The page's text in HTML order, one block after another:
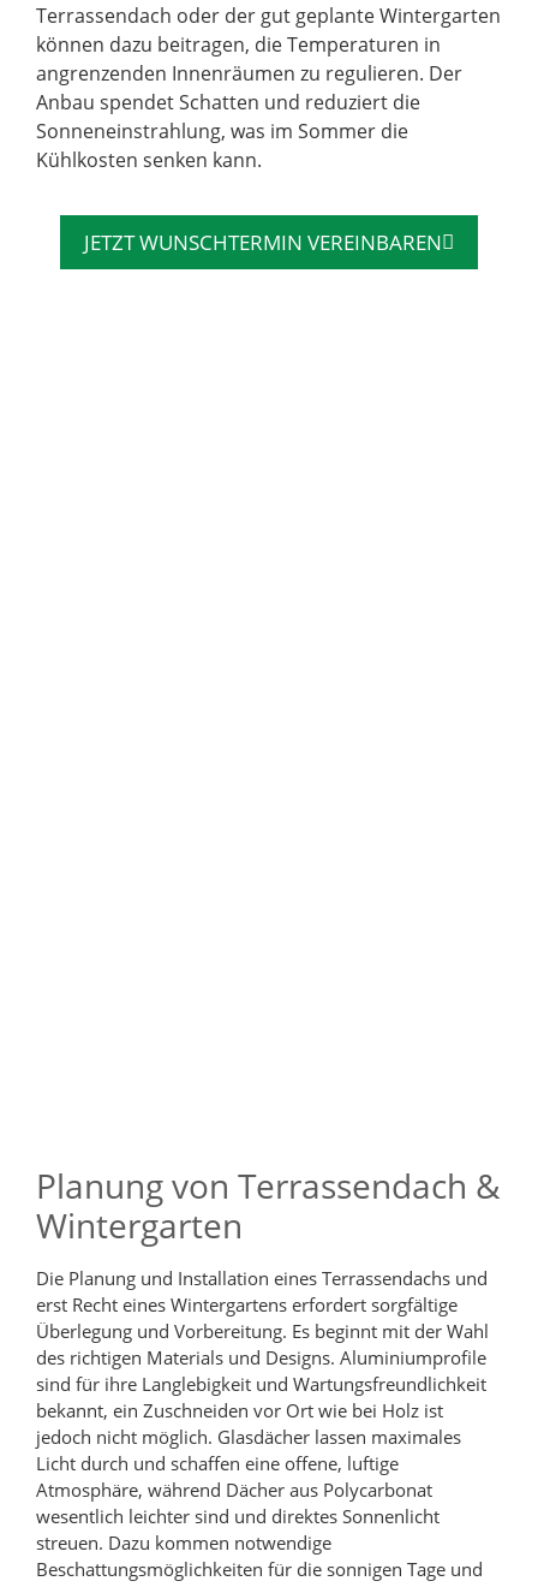
Terrassendach oder der gut geplante Wintergarten
können dazu beitragen, die Temperaturen in
angrenzenden Innenräumen zu regulieren. Der
Anbau spendet Schatten und reduziert die
Sonneneinstrahlung, was im Sommer die
Kühlkosten senken kann.
JETZT WUNSCHTERMIN VEREINBAREN
Planung von Terrassendach &
Wintergarten
Die Planung und Installation eines Terrassendachs und
erst Recht eines Wintergartens erfordert sorgfältige
Überlegung und Vorbereitung. Es beginnt mit der Wahl
des richtigen Materials und Designs. Aluminiumprofile
sind für ihre Langlebigkeit und Wartungsfreundlichkeit
bekannt, ein Zuschneiden vor Ort wie bei Holz ist
jedoch nicht möglich. Glasdächer lassen maximales
Licht durch und schaffen eine offene, luftige
Atmosphäre, während Dächer aus Polycarbonat
wesentlich leichter sind und direktes Sonnenlicht
streuen. Dazu kommen notwendige
Beschattungsmöglichkeiten für die sonnigen Tage und